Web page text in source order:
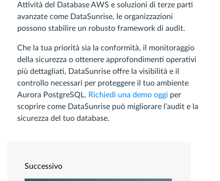
Attività del Database AWS e soluzioni di terze parti
avanzate come DataSunrise, le organizzazioni
possono stabilire un robusto framework di audit.
Che la tua priorità sia la conformità, il monitoraggio
della sicurezza o ottenere approfondimenti operativi
più dettagliati, DataSunrise offre la visibilità e il
controllo necessari per proteggere il tuo ambiente
Aurora PostgreSQL. Richiedi una demo oggi per
scoprire come DataSunrise può migliorare l’audit e la
sicurezza del tuo database.
Successivo